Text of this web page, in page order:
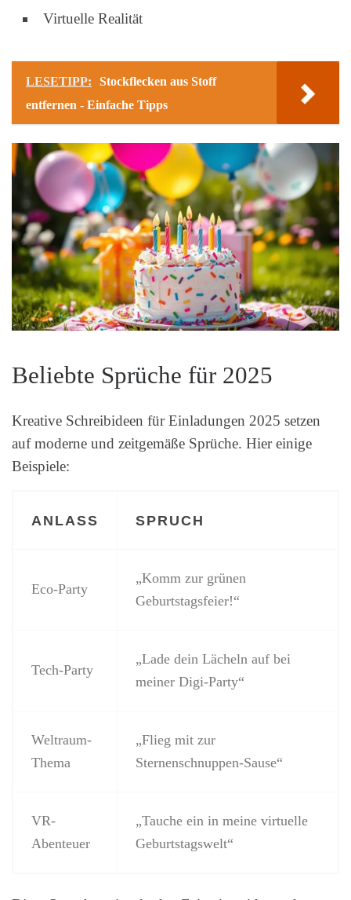
Virtuelle Realität
LESETIPP:
Stockflecken aus Stoff
entfernen - Einfache Tipps
Beliebte Sprüche für 2025
Kreative Schreibideen für Einladungen 2025 setzen
auf moderne und zeitgemäße Sprüche. Hier einige
Beispiele:
ANLASS SPRUCH
Eco-Party
„Komm zur grünen
Geburtstagsfeier!“
Tech-Party
„Lade dein Lächeln auf bei
meiner Digi-Party“
Weltraum-
Thema
„Flieg mit zur
Sternenschnuppen-Sause“
VR-
Abenteuer
„Tauche ein in meine virtuelle
Geburtstagswelt“